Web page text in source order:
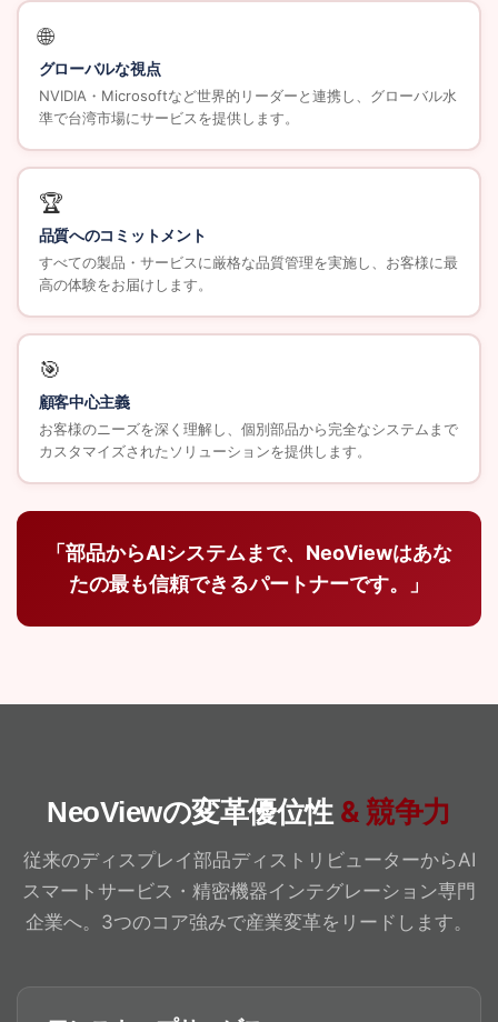
🌐
グローバルな視点
NVIDIA・Microsoftなど世界的リーダーと連携し、グローバル水
準で台湾市場にサービスを提供します。
🏆
品質へのコミットメント
すべての製品・サービスに厳格な品質管理を実施し、お客様に最
高の体験をお届けします。
🎯
顧客中心主義
お客様のニーズを深く理解し、個別部品から完全なシステムまで
カスタマイズされたソリューションを提供します。
「部品からAIシステムまで、NeoViewはあな
たの最も信頼できるパートナーです。」
NeoViewの変革優位性 & 競争力
従来のディスプレイ部品ディストリビューターからAI
スマートサービス・精密機器インテグレーション専門
企業へ。3つのコア強みで産業変革をリードします。